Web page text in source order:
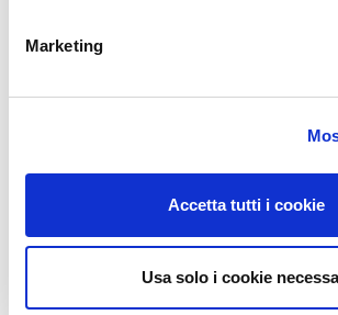
Marketing
Accetta tutti i cookie
Usa solo i cookie
17 Luglio 2026
SHOW-ROOM